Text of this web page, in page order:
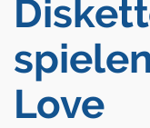
Love